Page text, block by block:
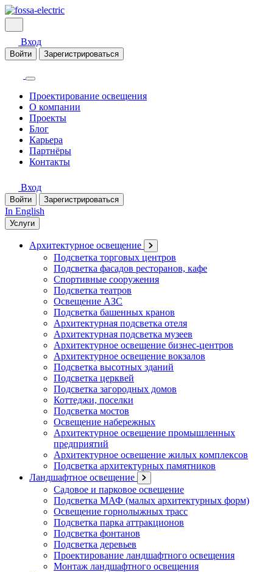
Вход
Войти Зарегистрироваться
Проектирование освещения
О компании
Проекты
Блог
Карьера
Партнёры
Контакты
Вход
Войти Зарегистрироваться
In English
Услуги
Архитектурное освещение
Подсветка торговых центров
Подсветка фасадов ресторанов, кафе
Спортивные сооружения
Подсветка театров
Освещение АЗС
Подсветка башенных кранов
Архитектурная подсветка отеля
Архитектурная подсветка музеев
Архитектурное освещение бизнес-центров
Архитектурное освещение вокзалов
Подсветка высотных зданий
Подсветка церквей
Подсветка загородных домов
Коттеджи, поселки
Подсветка мостов
Освещение набережных
Архитектурное освещение промышленных
предприятий
Архитектурное освещение жилых комплексов
Подсветка архитектурных памятников
Ландшафтное освещение
Садовое и парковое освещение
Подсветка МАФ (малых архитектурных форм)
Освещение горнолыжных трасс
Подсветка парка аттракционов
Подсветка фонтанов
Подсветка деревьев
Проектирование ландшафтного освещения
Монтаж ландшафтного освещения